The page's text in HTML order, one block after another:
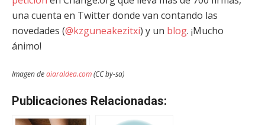
una cuenta en Twitter donde van contando las
novedades (@kzguneakezitxi) y un blog. ¡Mucho
ánimo!
Imagen deaiaraldea.com(CC by-sa)
Publicaciones Relacionadas: